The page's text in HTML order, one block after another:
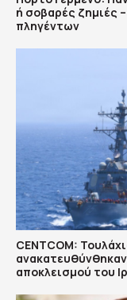
ή σοβαρές ζημιές
πληγέντων
CENTCOM:
αποκλεισμού του